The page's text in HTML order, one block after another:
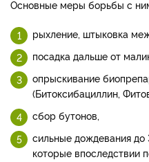
Основные меры борьбы с
рыхление, штыковка
посадка дальше от
опрыскивание
(Битоксибациллин,
сбор бутонов,
сильные дождевания
которые впоследствии